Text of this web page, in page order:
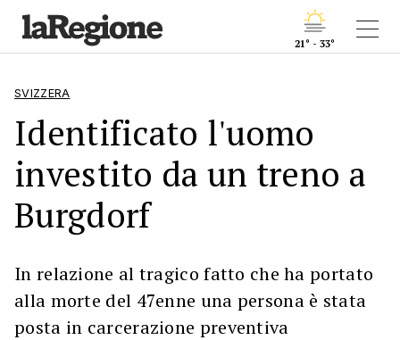
21° - 33°
SVIZZERA
Identificato l'uomo
investito da un treno a
Burgdorf
In relazione al tragico fatto che ha portato
alla morte del 47enne una persona è stata
posta in carcerazione preventiva